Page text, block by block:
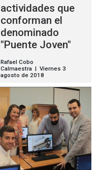
actividades que
conforman el
denominado
"Puente Joven"
Rafael Cobo
Calmaestra | Viernes 3
agosto de 2018